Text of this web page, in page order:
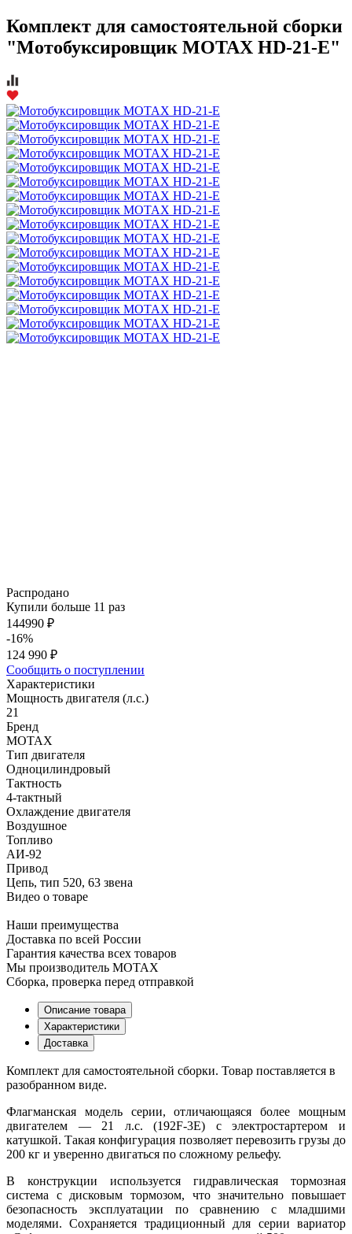
Комплект для самостоятельной сборки
"Мотобуксировщик MOTAX HD-21-E"
Распродано
Купили больше 11 раз
144990 ₽
-16%
124 990 ₽
Сообщить о поступлении
Характеристики
Мощность двигателя (л.с.)
21
Бренд
MOTAX
Тип двигателя
Одноцилиндровый
Тактность
4-тактный
Охлаждение двигателя
Воздушное
Топливо
АИ-92
Привод
Цепь, тип 520, 63 звена
Видео о товаре
Наши преимущества
Доставка по всей России
Гарантия качества всех товаров
Мы производитель MOTAX
Сборка, проверка перед отправкой
Описание товара
Характеристики
Доставка
Комплект для самостоятельной сборки. Товар поставляется в
разобранном виде.
Флагманская модель серии, отличающаяся более мощным
двигателем — 21 л.с. (192F-3E) с электростартером и
катушкой. Такая конфигурация позволяет перевозить грузы до
200 кг и уверенно двигаться по сложному рельефу.
В конструкции используется гидравлическая тормозная
система с дисковым тормозом, что значительно повышает
безопасность эксплуатации по сравнению с младшими
моделями. Сохраняется традиционный для серии вариатор